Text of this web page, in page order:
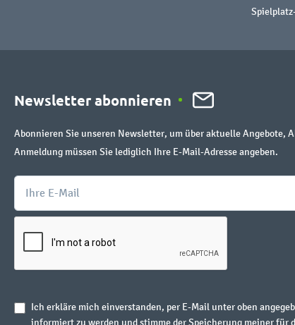
Newsletter abonnieren
Abonnieren Sie unseren Newsletter, um über aktuelle Angebote,
Anmeldung müssen Sie lediglich Ihre E-Mail-Adresse angeben.
Ich erkläre mich einverstanden, per E-Mail unter oben
informiert zu werden und stimme der Speicherung meiner für